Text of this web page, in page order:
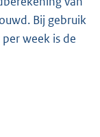
Bij gebruik
week is de